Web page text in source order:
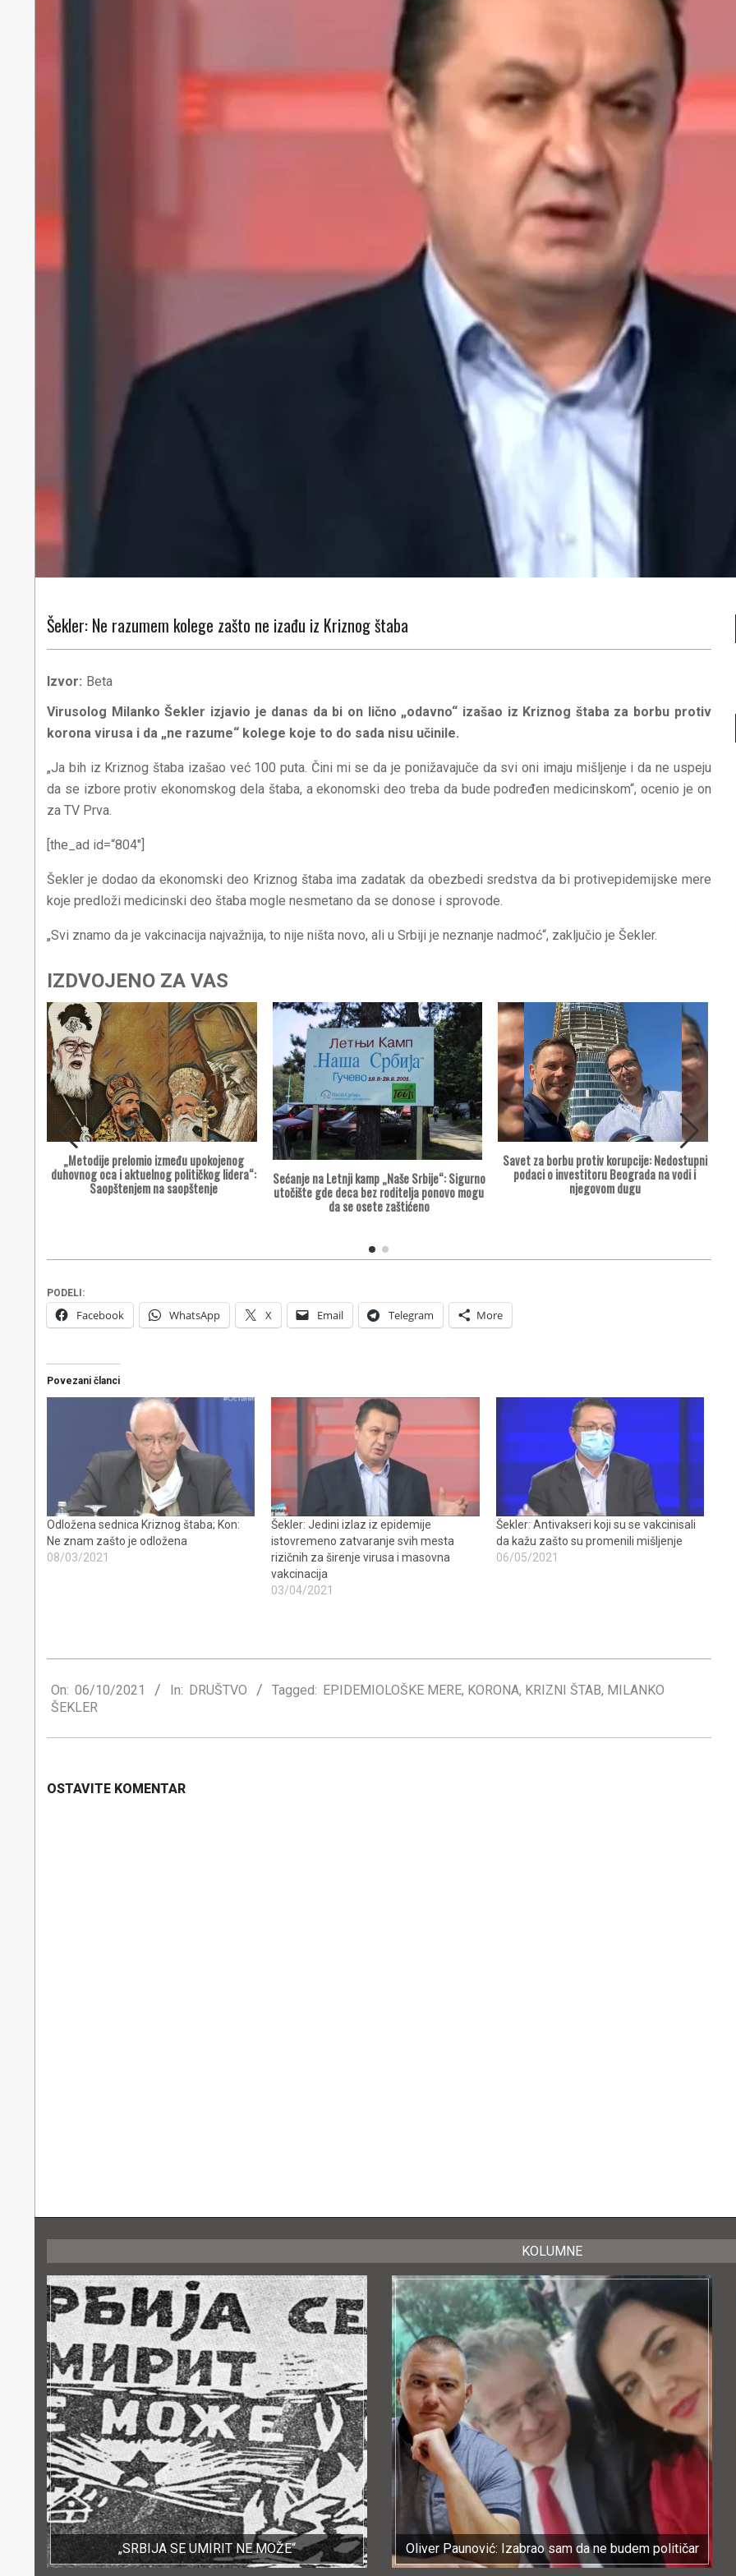
Šekler: Ne razumem kolege zašto ne izađu iz Kriznog štaba
Izvor: Beta
Virusolog Milanko Šekler izjavio je danas da bi on lično „odavno“ izašao iz Kriznog štaba za borbu protiv
korona virusa i da „ne razume“ kolege koje to do sada nisu učinile.
„Ja bih iz Kriznog štaba izašao već 100 puta. Čini mi se da je ponižavajuče da svi oni imaju mišljenje i da ne uspeju
da se izbore protiv ekonomskog dela štaba, a ekonomski deo treba da bude podređen medicinskom“, ocenio je on
za TV Prva.
[the_ad id=“804″]
Šekler je dodao da ekonomski deo Kriznog štaba ima zadatak da obezbedi sredstva da bi protivepidemijske mere
koje predloži medicinski deo štaba mogle nesmetano da se donose i sprovode.
„Svi znamo da je vakcinacija najvažnija, to nije ništa novo, ali u Srbiji je neznanje nadmoć“, zaključio je Šekler.
IZDVOJENO ZA VAS
„Metodije prelomio između upokojenog
duhovnog oca i aktuelnog političkog lidera“:
Saopštenjem na saopštenje
Sećanje na Letnji kamp „Naše Srbije“: Sigurno
utočište gde deca bez roditelja ponovo mogu
da se osete zaštićeno
Savet za borbu protiv korupcije: Nedostupni
podaci o investitoru Beograda na vodi i
njegovom dugu
PODELI:
Facebook WhatsApp X Email Telegram More
Povezani članci
Odložena sednica Kriznog štaba; Kon:
Ne znam zašto je odložena
08/03/2021
Šekler: Jedini izlaz iz epidemije
istovremeno zatvaranje svih mesta
rizičnih za širenje virusa i masovna
vakcinacija
03/04/2021
Šekler: Antivakseri koji su se vakcinisali
da kažu zašto su promenili mišljenje
06/05/2021
10-
06
On: 06/10/2021 In: DRUŠTVO Tagged: EPIDEMIOLOŠKE MERE, KORONA, KRIZNI ŠTAB, MILANKO
ŠEKLER
OSTAVITE KOMENTAR
KOLUMNE
„SRBIJA SE UMIRIT NE MOŽE“ Oliver Paunović: Izabrao sam da ne budem političar